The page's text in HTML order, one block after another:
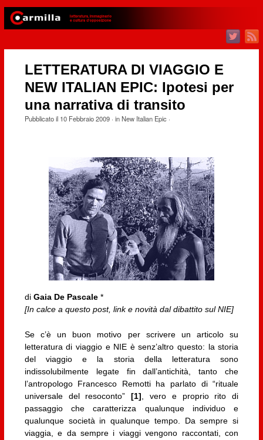
LETTERATURA DI VIAGGIO E
NEW ITALIAN EPIC: Ipotesi per
una narrativa di transito
Pubblicato il 10 Febbraio 2009· inNew Italian Epic·
di Gaia De Pascale*
[In calce a questo post, link e novità dal dibattito sul NIE]
Se c’è un buon motivo per scrivere un articolo su
letteratura di viaggio e NIE è senz’altro questo: la storia
del viaggio e la storia della letteratura sono
indissolubilmente legate fin dall’antichità, tanto che
l’antropologo Francesco Remotti ha parlato di “rituale
universale del resoconto”[1] , vero e proprio rito di
passaggio che caratterizza qualunque individuo e
qualunque società in qualunque tempo. Da sempre si
viaggia, e da sempre i viaggi vengono raccontati, con